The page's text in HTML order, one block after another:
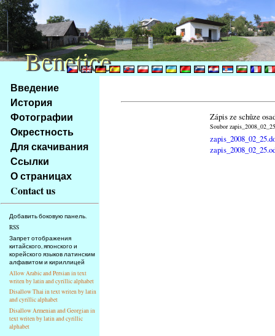
Na
obsah
stránky
Klávesové
zkratky
tomto
webu
základní
strana
Введение
История
Фотографии
Окрестность
Для скачивания
Ссылки
О страницах
Contact us
Добавить боковую панель.
RSS
Запрет отображения
китайского, японского и
корейского языков латинским
алфавитом и кириллицей
Allow Arabic and Persian in text
writen by latin and cyrillic alphabet
Disallow Thai in text writen by latin
and cyrillic alphabet
Disallow Armenian and Georgian in
text writen by latin and cyrillic
alphabet
Zápis ze schůze
Soubor
Benetice
Benetice